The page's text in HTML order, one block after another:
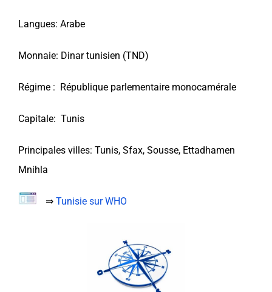
Langues: Arabe
Monnaie: Dinar tunisien (TND)
Régime : République parlementaire monocamérale
Capitale: Tunis
Principales villes: Tunis, Sfax, Sousse, Ettadhamen
Mnihla
⇒ Tunisie sur WHO